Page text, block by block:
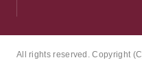
All rights reserved. Copyright